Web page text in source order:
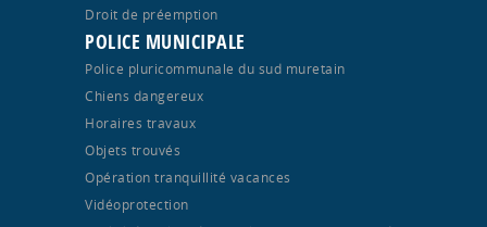
Droit de préemption
POLICE MUNICIPALE
Police pluricommunale du sud muretain
Chiens dangereux
Horaires travaux
Objets trouvés
Opération tranquillité vacances
Vidéoprotection